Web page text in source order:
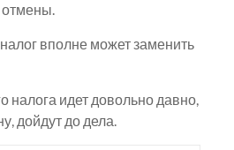
отмены.
вполне может заменить
налога идет довольно давно,
дойдут до дела.